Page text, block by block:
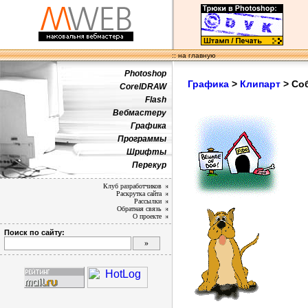
:: на главную
Photoshop
CorelDRAW
Flash
Вебмастеру
Графика
Программы
Шрифты
Перекур
Клуб разработчиков
Раскрутка сайта
Рассылки
Обратная связь
О проекте
Поиск по сайту:
Графика > Клипарт >